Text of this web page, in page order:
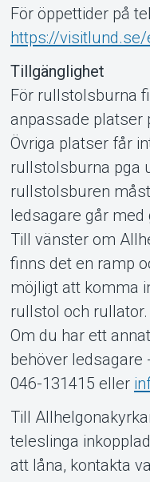
För öppettider på
https://
Tillgänglighet
För rullstolsburna
anpassade platser
Övriga platser får
rullstolsburna pga
rullstolsburen
ledsagare går
Till vänster om
finns det en ramp
möjligt att komma
rullstol och rullator.
Om du har ett
behöver ledsagare
046-131415 eller
Till
teleslinga
att låna, kontakta